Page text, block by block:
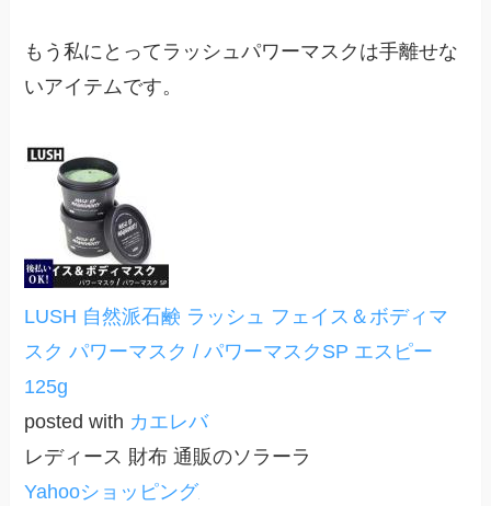
もう私にとってラッシュパワーマスクは手離せな
いアイテムです。
LUSH 自然派石鹸 ラッシュ フェイス＆ボディマ
スク パワーマスク / パワーマスクSP エスピー
125g
posted with カエレバ
レディース 財布 通販のソラーラ
Yahooショッピング